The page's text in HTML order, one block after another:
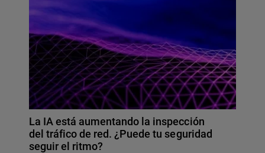
La IA está aumentando la inspección
del tráfico de red. ¿Puede tu seguridad
seguir el ritmo?